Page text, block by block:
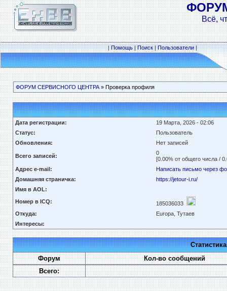
Всё,
|Помощь|Поиск|Пользователи|
ФОРУМ СЕРВИСНОГО ЦЕНТРА» Проверка профиля
Дата регистрации:
19 Марта, 2026 - 02:06
Статус:
Пользователь
Обновления:
Нет записей
Всего записей:
0
[0.00% от общего числа /
Адрес e-mail:
Написать письмо через
Домашняя страничка:
https://jetour-i.ru/
Имя в AOL:
Номер в ICQ:
185036033
Откуда:
Europa, Тутаев
Интересы:
Форум
Кол-во сообщений
Всего: